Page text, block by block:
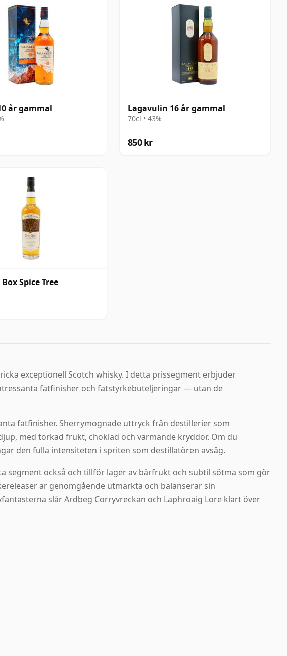
år gammal Lagavulin 16 år gammal
70cl • 43%
850 kr
Spice Tree
exceptionell Scotch whisky. I detta prissegment erbjuder
fatfinisher och fatstyrkebuteljeringar — utan de
fatfinisher. Sherrymognade uttryck från destillerier som
med torkad frukt, choklad och värmande kryddor. Om du
den fulla intensiteten i spriten som destillatören avsåg.
segment också och tillför lager av bärfrukt och subtil sötma som gör
är genomgående utmärkta och balanserar sin
slår Ardbeg Corryvreckan och Laphroaig Lore klart över